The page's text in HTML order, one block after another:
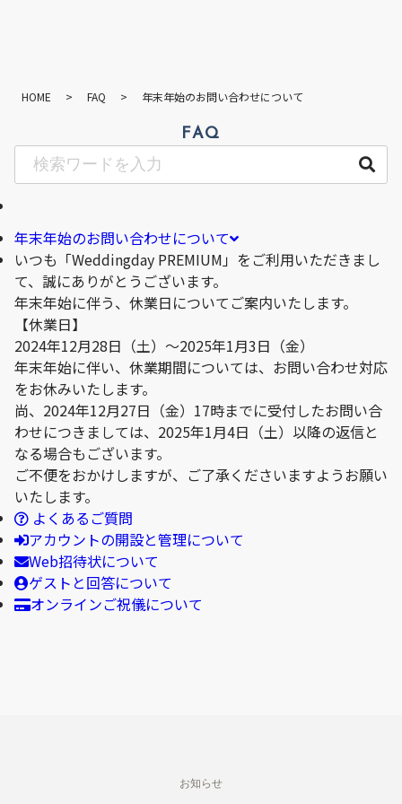
HOME > FAQ > 年末年始のお問い合わせについて
FAQ
年末年始のお問い合わせについて
いつも「Weddingday PREMIUM」をご利用いただきまし
て、誠にありがとうございます。
年末年始に伴う、休業日についてご案内いたします。
【休業日】
2024年12月28日（土）〜2025年1月3日（金）
年末年始に伴い、休業期間については、お問い合わせ対応
をお休みいたします。
尚、2024年12月27日（金）17時までに受付したお問い合
わせにつきましては、2025年1月4日（土）以降の返信と
なる場合もございます。
ご不便をおかけしますが、ご了承くださいますようお願い
いたします。
よくあるご質問
アカウントの開設と管理について
Web招待状について
ゲストと回答について
オンラインご祝儀について
お知らせ